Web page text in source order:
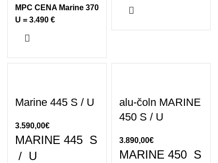
MPC CENA Marine 370
U = 3.490 €
Marine 445 S / U
3.590,00€
MARINE 445 S
/ U
alu-čoln MARINE
450 S / U
3.890,00€
MARINE 450 S